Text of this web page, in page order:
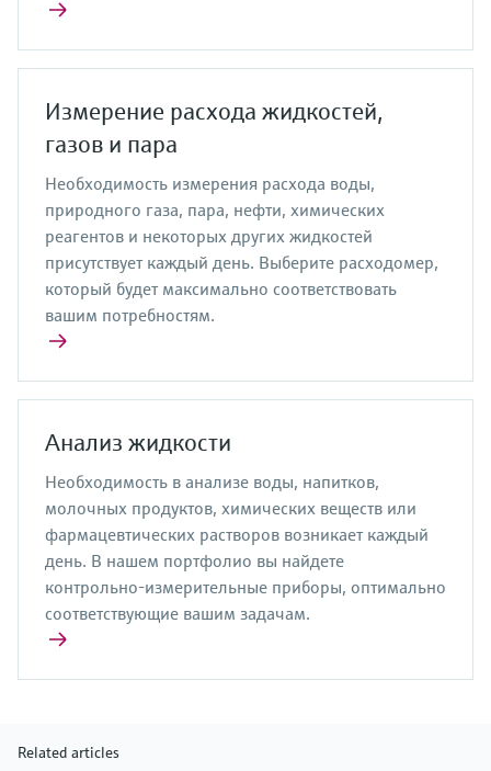
Измерение расхода жидкостей,
газов и пара
Необходимость измерения расхода воды,
природного газа, пара, нефти, химических
реагентов и некоторых других жидкостей
присутствует каждый день. Выберите расходомер,
который будет максимально соответствовать
вашим потребностям.
Анализ жидкости
Необходимость в анализе воды, напитков,
молочных продуктов, химических веществ или
фармацевтических растворов возникает каждый
день. В нашем портфолио вы найдете
контрольно-измерительные приборы, оптимально
соответствующие вашим задачам.
Related articles